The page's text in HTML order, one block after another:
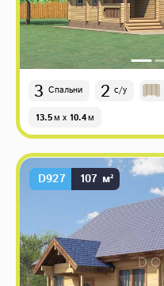
3 Спальни 2 с/у
13.5м x 10.4м
D927 107 м²